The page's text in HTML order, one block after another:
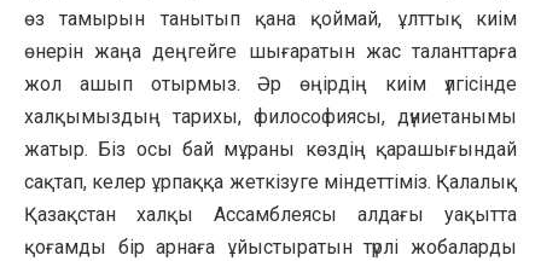
өз тамырын танытып қана қоймай, ұлттық киім
өнерін жаңа деңгейге шығаратын жас таланттарға
жол ашып отырмыз. Әр өңірдің киім үлгісінде
халқымыздың тарихы, философиясы, дүниетанымы
жатыр. Біз осы бай мұраны көздің қарашығындай
сақтап, келер ұрпаққа жеткізуге міндеттіміз. Қалалық
Қазақстан халқы Ассамблеясы алдағы уақытта
қоғамды бір арнаға ұйыстыратын түрлі жобаларды